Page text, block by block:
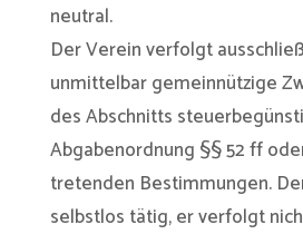
neutral.
Der Verein verfolgt
unmittelbar gemeinnützige
des Abschnitts
Abgabenordnung §§ 52 ff
tretenden Bestimmungen.
selbstlos tätig, er verfolgt